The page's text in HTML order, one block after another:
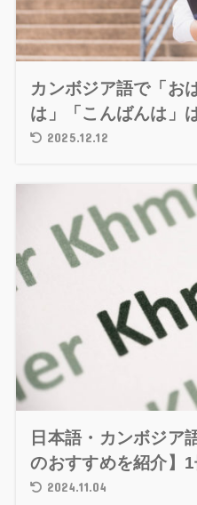
カンボジア語で「お
は」「こんばんは」
2025.12.12
日本語・カンボジア
のおすすめを紹介】1
2024.11.04